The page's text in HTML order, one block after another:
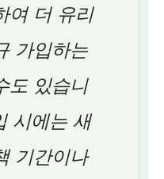
여 더 유리
가입하는
도 있습니
시에는 새
기간이나